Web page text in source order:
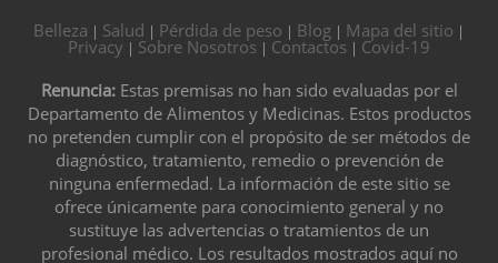
Belleza | Salud | Pérdida de peso | Blog | Mapa del sitio |
Privacy | Sobre Nosotros | Contactos | Covid-19
Renuncia:Estas premisas no han sido evaluadas por el
Departamento de Alimentos y Medicinas. Estos productos
no pretenden cumplir con el propósito de ser métodos de
diagnóstico, tratamiento, remedio o prevención de
ninguna enfermedad. La información de este sitio se
ofrece únicamente para conocimiento general y no
sustituye las advertencias o tratamientos de un
profesional médico. Los resultados mostrados aquí no